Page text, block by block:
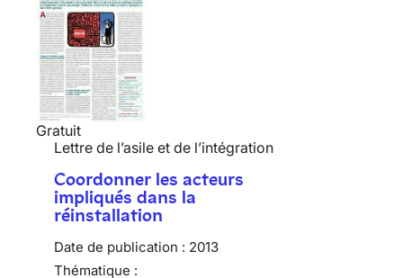
Gratuit
Lettre de l’asile et de l’intégration
Coordonner les acteurs
impliqués dans la
réinstallation
Date de publication : 2013
Thématique :